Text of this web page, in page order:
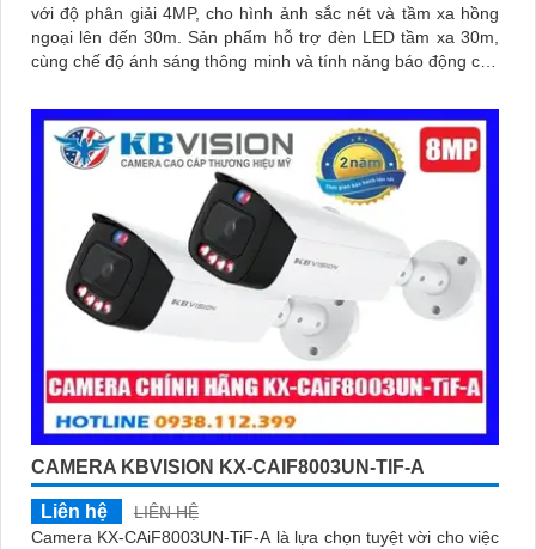
với độ phân giải 4MP, cho hình ảnh sắc nét và tầm xa hồng
ngoại lên đến 30m. Sản phẩm hỗ trợ đèn LED tầm xa 30m,
cùng chế độ ánh sáng thông minh và tính năng báo động chủ
CAMERA KBVISION KX-CAIF8003UN-TIF-A
Liên hệ
LIÊN HỆ
Camera KX-CAiF8003UN-TiF-A là lựa chọn tuyệt vời cho việc